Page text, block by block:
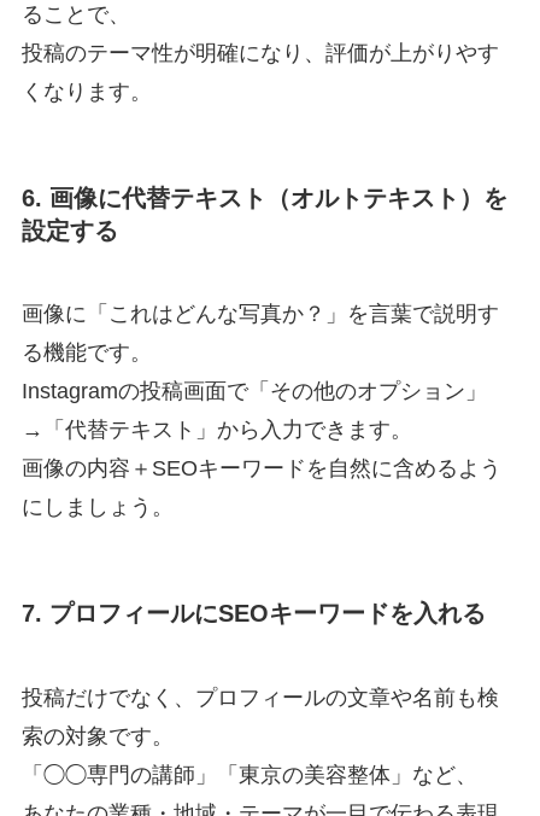
ることで、
投稿のテーマ性が明確になり、評価が上がりやす
くなります。
6. 画像に代替テキスト（オルトテキスト）を
設定する
画像に「これはどんな写真か？」を言葉で説明す
る機能です。
Instagramの投稿画面で「その他のオプション」
→「代替テキスト」から入力できます。
画像の内容＋SEOキーワードを自然に含めるよう
にしましょう。
7. プロフィールにSEOキーワードを入れる
投稿だけでなく、プロフィールの文章や名前も検
索の対象です。
「◯◯専門の講師」「東京の美容整体」など、